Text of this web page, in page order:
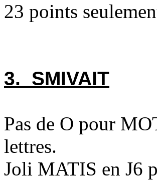
23 points
3. SMIVAIT
Pas de O pour
lettres.
Joli MATIS en J6